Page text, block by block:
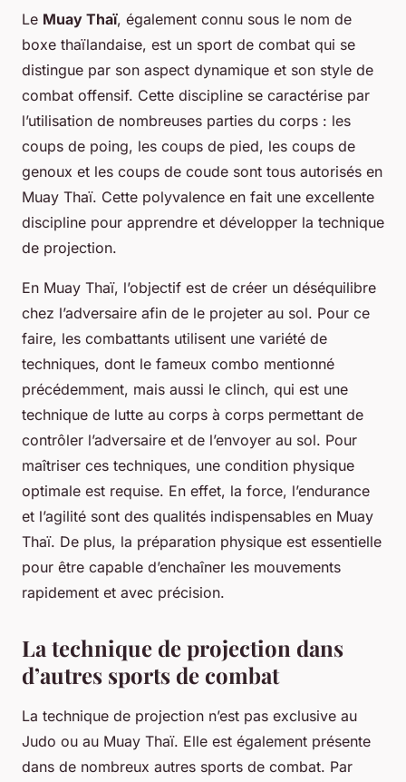
Le Muay Thaï, également connu sous le nom de
boxe thaïlandaise, est un sport de combat qui se
distingue par son aspect dynamique et son style de
combat offensif. Cette discipline se caractérise par
l’utilisation de nombreuses parties du corps : les
coups de poing, les coups de pied, les coups de
genoux et les coups de coude sont tous autorisés en
Muay Thaï. Cette polyvalence en fait une excellente
discipline pour apprendre et développer la technique
de projection.
En Muay Thaï, l’objectif est de créer un déséquilibre
chez l’adversaire afin de le projeter au sol. Pour ce
faire, les combattants utilisent une variété de
techniques, dont le fameux combo mentionné
précédemment, mais aussi le clinch, qui est une
technique de lutte au corps à corps permettant de
contrôler l’adversaire et de l’envoyer au sol. Pour
maîtriser ces techniques, une condition physique
optimale est requise. En effet, la force, l’endurance
et l’agilité sont des qualités indispensables en Muay
Thaï. De plus, la préparation physique est essentielle
pour être capable d’enchaîner les mouvements
rapidement et avec précision.
La technique de projection dans
d’autres sports de combat
La technique de projection n’est pas exclusive au
Judo ou au Muay Thaï. Elle est également présente
dans de nombreux autres sports de combat. Par